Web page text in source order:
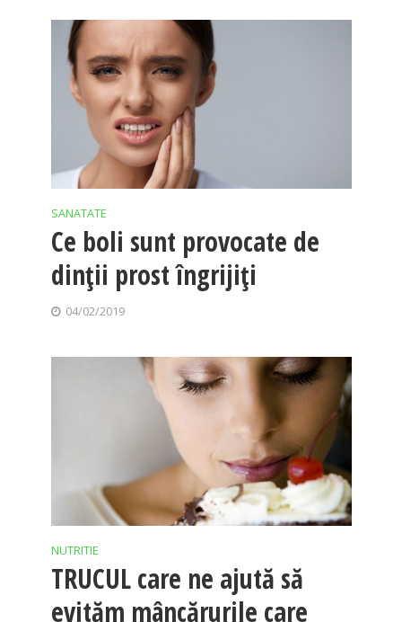
SANATATE
Ce boli sunt provocate de
dinții prost îngrijiți
04/02/2019
NUTRITIE
TRUCUL care ne ajută să
evităm mâncărurile care